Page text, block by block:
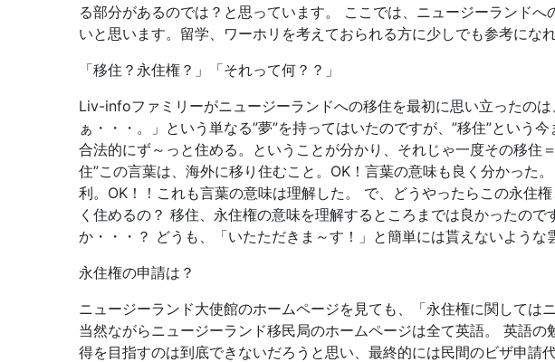
る部分があるのでは？と思っています。 ここでは、ニュージーランド
いと思います。留学、ワーホリを考えておられる方に少しでも参考になれ
「移住？永住権？」「それって何？？」
Liv-infoファミリーがニュージーランドへの移住を最初に思い立ったの
ぁ・・・。」という単なる”夢”を持ってはいたのですが、”移住”とい
合法的にず～っと住める。ということが分かり、それじゃ一度その移
住”この言葉は、海外に移り住むこと。OK！言葉の意味も良く分かった
利。OK！！これも言葉の意味は理解した。 で、どうやったらこの永住
く住めるの？ 移住、永住権の意味を理解するところまでは良かったの
か・・・？ どうも、「いたただきま～す！」と簡単には貰えないような
永住権の申請は？
ニュージーランド大使館のホームページを見ても、「永住権に関しては
当然ながらニュージーランド移民局のホームページは全て英語。 英語
得を目指すのは到底できないだろうと思い、最終的には民間のビザ申